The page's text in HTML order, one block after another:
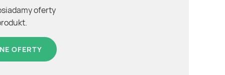
oferty
OFERTY